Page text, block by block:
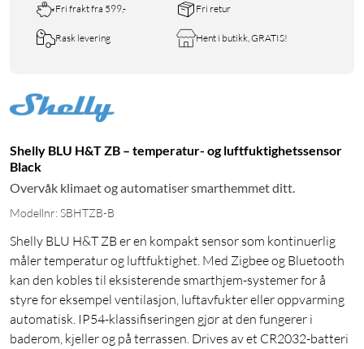
Fri frakt fra 599,- Fri retur
Rask levering Hent i butikk, GRATIS!
Shelly BLU H&T ZB – temperatur- og luftfuktighetssensor
Black
Overvåk klimaet og automatiser smarthemmet ditt.
Modellnr: SBHTZB-B
Shelly BLU H&T ZB er en kompakt sensor som kontinuerlig
måler temperatur og luftfuktighet. Med Zigbee og Bluetooth
kan den kobles til eksisterende smarthjem-systemer for å
styre for eksempel ventilasjon, luftavfukter eller oppvarming
automatisk. IP54-klassifiseringen gjør at den fungerer i
baderom, kjeller og på terrassen. Drives av et CR2032-batteri